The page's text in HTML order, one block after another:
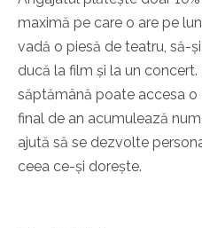
maximă pe care o are pe
vadă o piesă de teatru, să-
ducă la film și la un concert.
săptămână poate accesa o
final de an acumulează
ajută să se dezvolte
ceea ce-și dorește.